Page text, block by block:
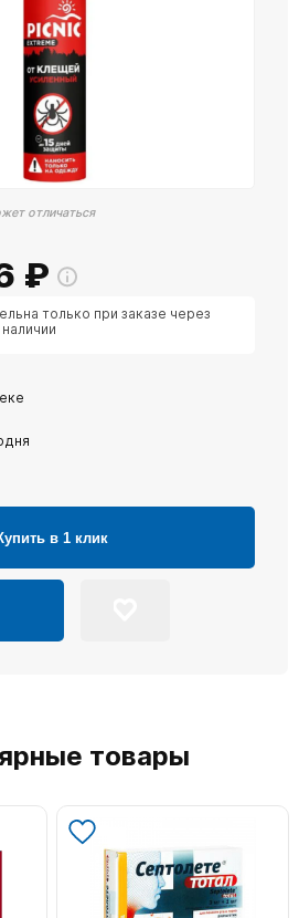
отличаться
₽
только при заказе через
в 1 клик
товары